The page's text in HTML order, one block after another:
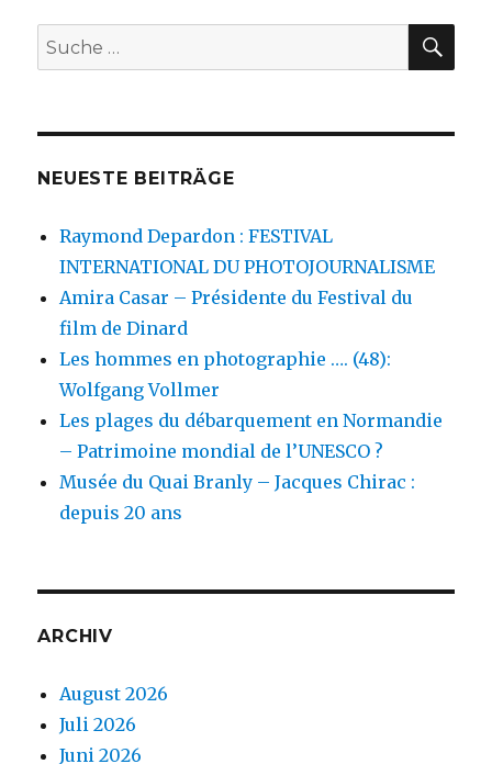
fair
2017
Suche
nach:
NEUESTE BEITRÄGE
Raymond Depardon : FESTIVAL
INTERNATIONAL DU PHOTOJOURNALISME
Amira Casar – Présidente du Festival du
film de Dinard
Les hommes en photographie …. (48):
Wolfgang Vollmer
Les plages du débarquement en Normandie
– Patrimoine mondial de l’UNESCO ?
Musée du Quai Branly – Jacques Chirac :
depuis 20 ans
ARCHIV
August 2026
Juli 2026
Juni 2026